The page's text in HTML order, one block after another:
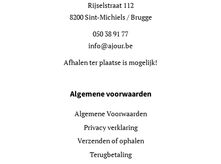
Rijselstraat 112
8200 Sint-Michiels / Brugge
050 38 91 77
info@ajour.be
Afhalen ter plaatse is mogelijk!
Algemene voorwaarden
Algemene Voorwaarden
Privacy verklaring
Verzenden of ophalen
Terugbetaling